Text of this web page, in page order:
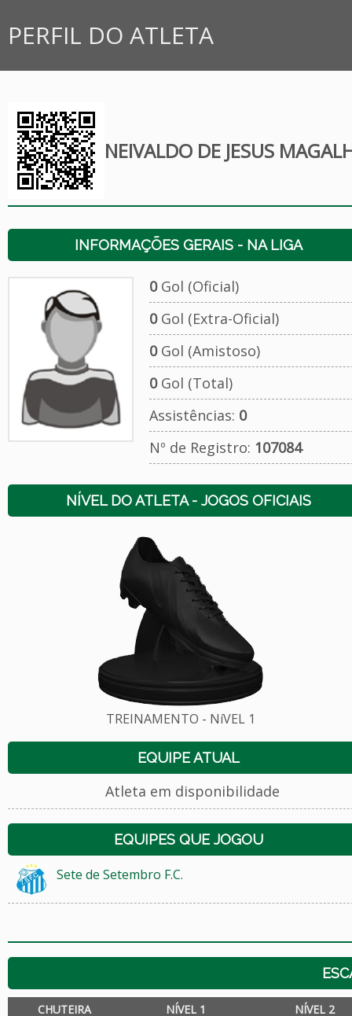
PERFIL DO ATLETA
NEIVALDO DE JESUS
INFORMAÇÕES GERAIS - NA LIGA
0Gol (Oficial)
0Gol (Extra-Oficial)
0Gol (Amistoso)
0Gol (Total)
Assistências: 0
Nº de Registro: 107084
NÍVEL DO ATLETA - JOGOS OFICIAIS
TREINAMENTO - NíVEL 1
EQUIPE ATUAL
Atleta em disponibilidade
EQUIPES QUE JOGOU
Sete de Setembro F.C.
CHUTEIRA NÍVEL 1 NÍVEL 2